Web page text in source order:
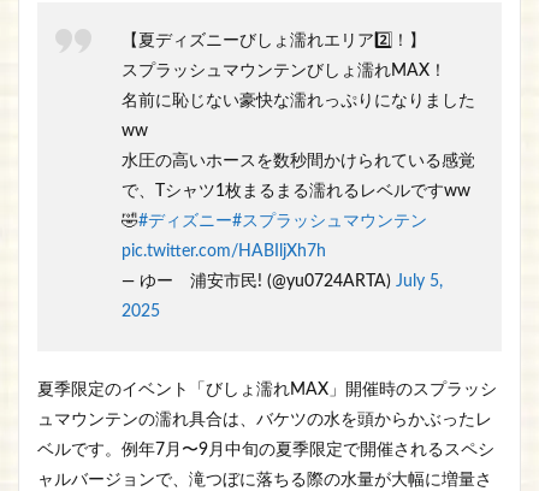
【夏ディズニーびしょ濡れエリア2️⃣！】
スプラッシュマウンテンびしょ濡れMAX！
名前に恥じない豪快な濡れっぷりになりました
ww
水圧の高いホースを数秒間かけられている感覚
で、Tシャツ1枚まるまる濡れるレベルですww
🤣#ディズニー#スプラッシュマウンテン
pic.twitter.com/HABIljXh7h
— ゆー 浦安市民! (@yu0724ARTA) July 5,
2025
夏季限定のイベント「びしょ濡れMAX」開催時のスプラッシ
ュマウンテンの濡れ具合は、バケツの水を頭からかぶったレ
ベルです。例年7月〜9月中旬の夏季限定で開催されるスペシ
ャルバージョンで、滝つぼに落ちる際の水量が大幅に増量さ